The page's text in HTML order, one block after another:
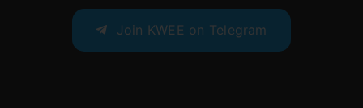
Join KWEE on Telegram